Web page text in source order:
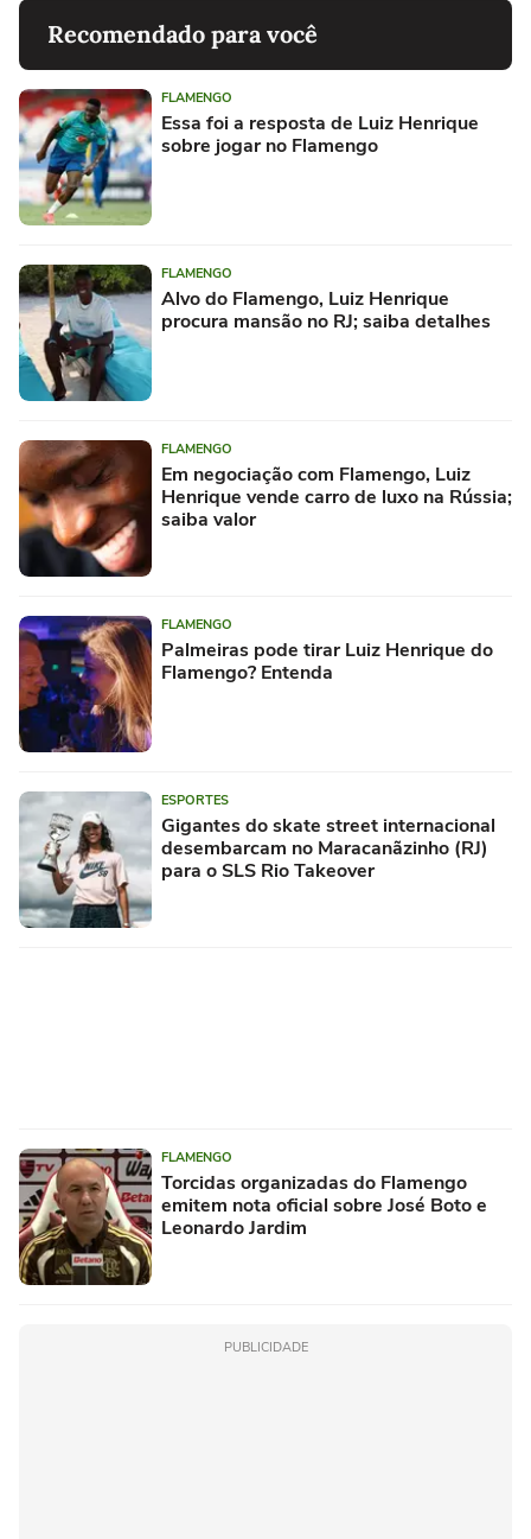
Recomendado para você
FLAMENGO
Essa foi a resposta de Luiz Henrique
sobre jogar no Flamengo
FLAMENGO
Alvo do Flamengo, Luiz Henrique
procura mansão no RJ; saiba detalhes
FLAMENGO
Em negociação com Flamengo, Luiz
Henrique vende carro de luxo na Rússia;
saiba valor
FLAMENGO
Palmeiras pode tirar Luiz Henrique do
Flamengo? Entenda
ESPORTES
Gigantes do skate street internacional
desembarcam no Maracanãzinho (RJ)
para o SLS Rio Takeover
FLAMENGO
Torcidas organizadas do Flamengo
emitem nota oficial sobre José Boto e
Leonardo Jardim
PUBLICIDADE